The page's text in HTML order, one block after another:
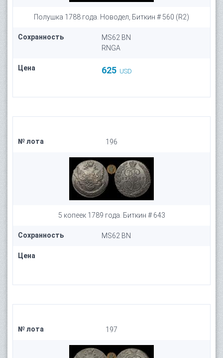
Полушка 1788 года. Новодел, Биткин # 560 (R2)
Сохранность
MS62 BN
RNGA
Цена 625 USD
№ лота 196
5 копеек 1789 года. Биткин # 643
Сохранность MS62 BN
Цена
№ лота 197